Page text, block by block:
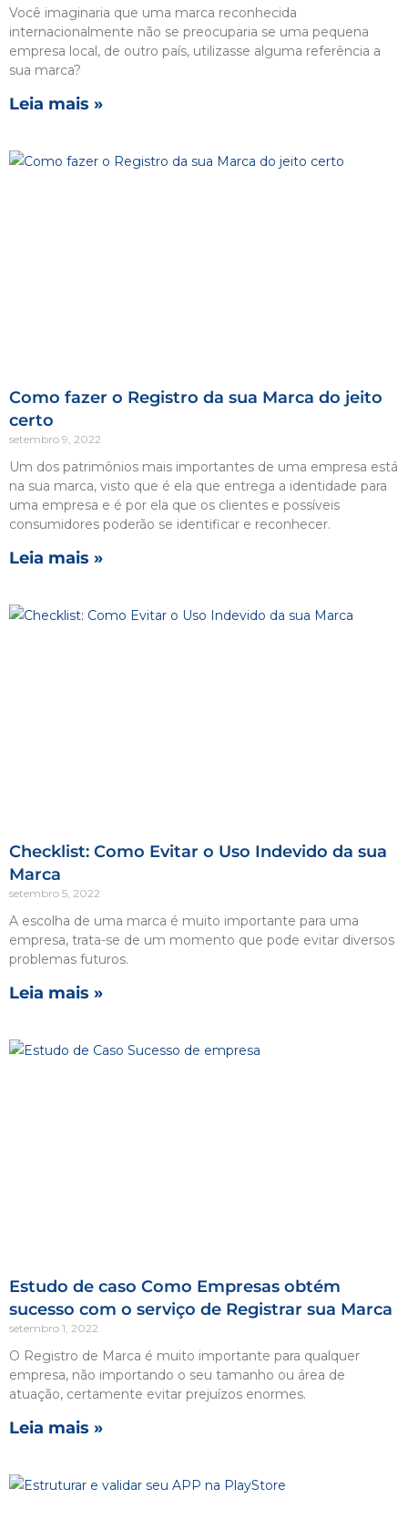
Você imaginaria que uma marca reconhecida
internacionalmente não se preocuparia se uma pequena
empresa local, de outro país, utilizasse alguma referência a
sua marca?
Leia mais »
Como fazer o Registro da sua Marca do jeito
certo
setembro 9, 2022
Um dos patrimônios mais importantes de uma empresa está
na sua marca, visto que é ela que entrega a identidade para
uma empresa e é por ela que os clientes e possíveis
consumidores poderão se identificar e reconhecer.
Leia mais »
Checklist: Como Evitar o Uso Indevido da sua
Marca
setembro 5, 2022
A escolha de uma marca é muito importante para uma
empresa, trata-se de um momento que pode evitar diversos
problemas futuros.
Leia mais »
Estudo de caso Como Empresas obtém
sucesso com o serviço de Registrar sua Marca
setembro 1, 2022
O Registro de Marca é muito importante para qualquer
empresa, não importando o seu tamanho ou área de
atuação, certamente evitar prejuízos enormes.
Leia mais »